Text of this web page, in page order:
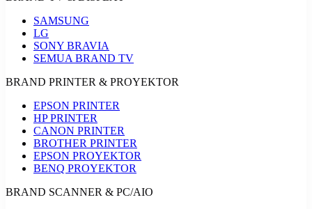
SAMSUNG
LG
SONY BRAVIA
SEMUA BRAND TV
BRAND PRINTER & PROYEKTOR
EPSON PRINTER
HP PRINTER
CANON PRINTER
BROTHER PRINTER
EPSON PROYEKTOR
BENQ PROYEKTOR
BRAND SCANNER & PC/AIO